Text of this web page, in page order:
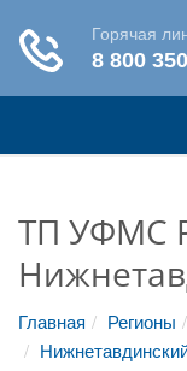
ТП УФМС
Главная Регионы